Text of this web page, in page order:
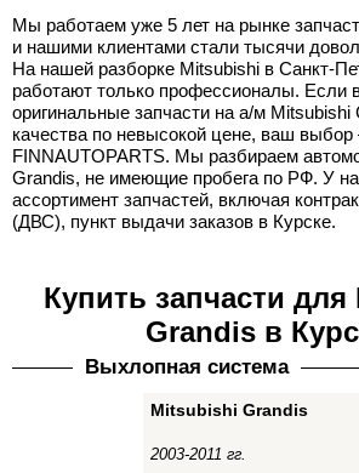
Мы работаем уже 5 лет на рынке
и нашими клиентами стали тысячи
На нашей разборке Mitsubishi в Санкт-
работают только профессионалы. Если
оригинальные запчасти на а/м Mitsubishi
качества по невысокой цене, ваш
FINNAUTOPARTS. Мы разбираем
Grandis, не имеющие пробега по РФ. У
ассортимент запчастей, включая
(ДВС), пункт выдачи заказов в Курске.
Купить запчасти
Grandis в
Выхлопная система
Mitsubishi Grandis
2003-2011 гг.